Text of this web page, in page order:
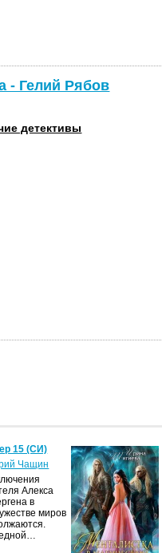
- Гелий Рябов
детективы
15 (СИ)
Чащин
Алекса
в
миров